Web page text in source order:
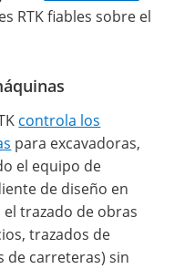
RTK fiables sobre el
controla los
para excavadoras,
el equipo de
de diseño en
trazado de obras
trazados de
de carreteras) sin